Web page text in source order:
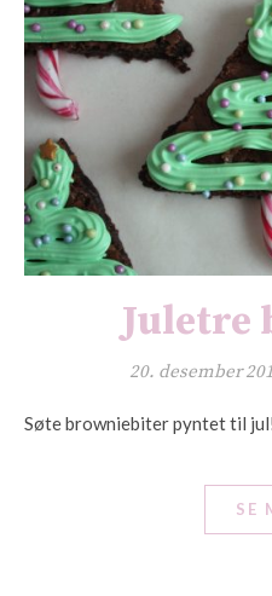
Juletre
20. desember
Søte browniebiter pyntet til jul!
SE